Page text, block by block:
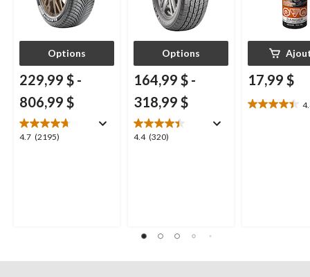
Options
229,99 $ -
806,99 $
4.7 (2195)
4.7
Options
164,99 $ -
318,99 $
4.4 (320)
4.4
17,99 $
4.4